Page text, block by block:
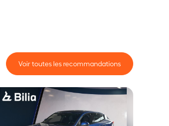
Voir toutes les recommandations